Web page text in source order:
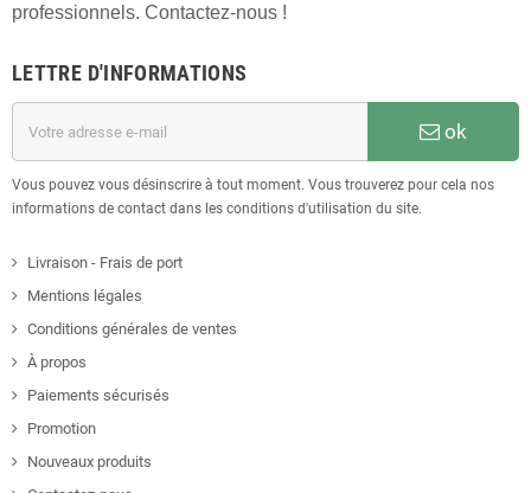
professionnels. Contactez-nous !
LETTRE D'INFORMATIONS
ok
Vous pouvez vous désinscrire à tout moment. Vous trouverez pour cela nos
informations de contact dans les conditions d'utilisation du site.
Livraison - Frais de port
Mentions légales
Conditions générales de ventes
À propos
Paiements sécurisés
Promotion
Nouveaux produits